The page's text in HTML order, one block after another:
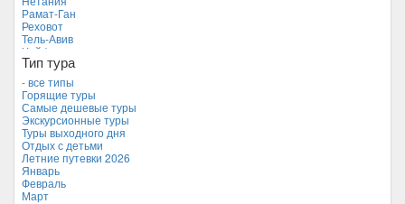
Таиланд
Тунис
Турция
Финляндия
Франция
Хорватия
Черногория
Чехия
Рамат-Ган
Реховот
Тель-Авив
Хайфа
Эйлат
Тип тура
- все типы
Горящие туры
Самые дешевые туры
Экскурсионные туры
Туры выходного дня
Отдых с детьми
Летние путевки 2026
Январь
Февраль
Март